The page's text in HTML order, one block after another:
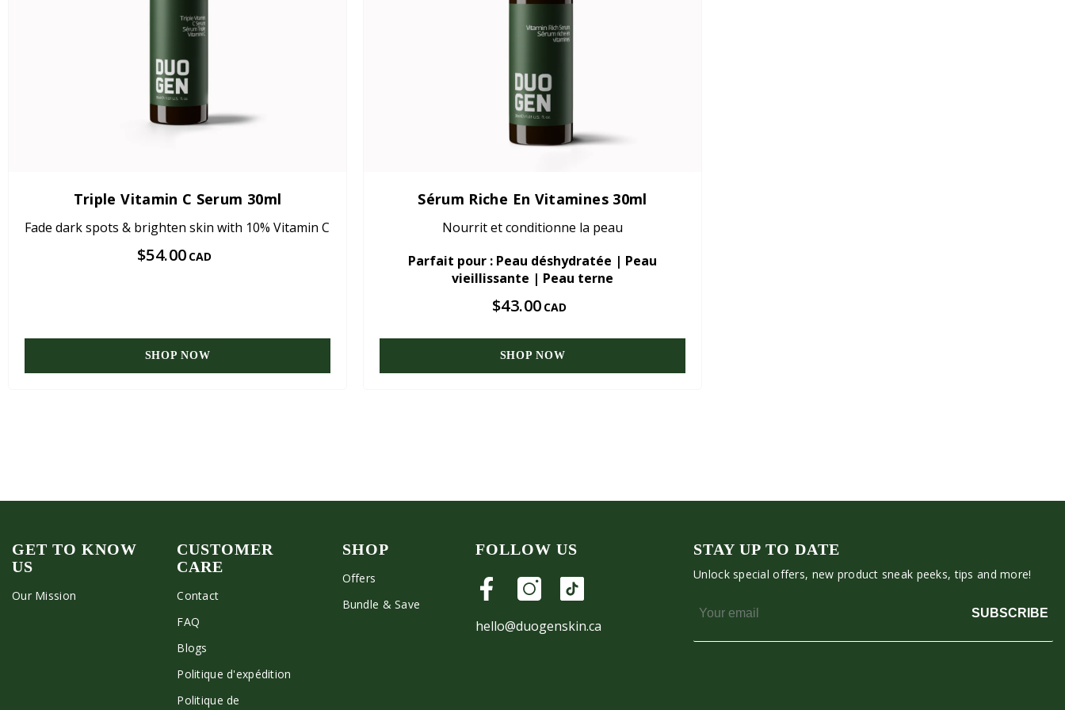
Triple Vitamin C Serum 30ml
Fade dark spots & brighten skin with 10% Vitamin C
$54.00CAD
SHOP NOW
Sérum Riche En Vitamines 30ml
Nourrit et conditionne la peau
Parfait pour : Peau déshydratée | Peau
vieillissante | Peau terne
$43.00CAD
SHOP NOW
GET TO KNOW
US
Our Mission
CUSTOMER
CARE
Contact
FAQ
Blogs
Politique d'expédition
Politique de
SHOP
Offers
Bundle & Save
FOLLOW US
hello@duogenskin.ca
STAY UP TO DATE
Unlock special offers, new product sneak peeks, tips and more!
SUBSCRIBE